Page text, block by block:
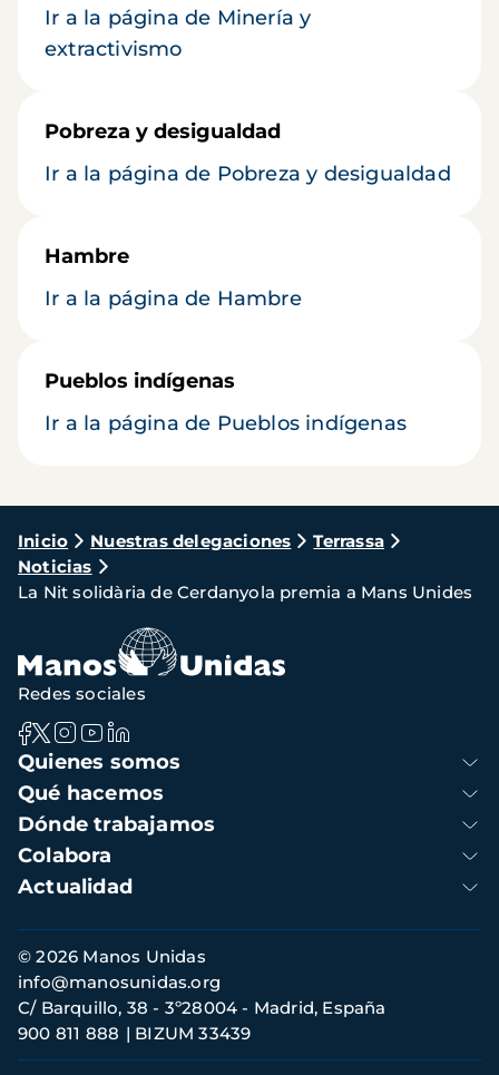
Ir a la página de Minería y
extractivismo
Pobreza y desigualdad
Ir a la página de Pobreza y desigualdad
Hambre
Ir a la página de Hambre
Pueblos indígenas
Ir a la página de Pueblos indígenas
Ruta
de
navegación
Inicio Nuestras delegaciones
Terrassa
Noticias
La Nit solidària de Cerdanyola premia a Mans Unides
Navegación
principal
Quienes somos
Qué hacemos
Dónde trabajamos
Colabora
Actualidad
Redes sociales
Información
de
contacto
© 2026 Manos Unidas
C/ Barquillo, 38 - 3º28004 - Madrid, España
900 811 888
BIZUM 33439
info@manosunidas.org